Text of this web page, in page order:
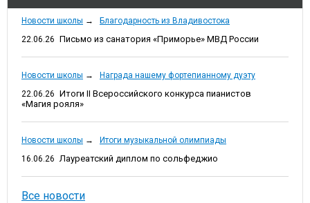
Новости школы →
Благодарность из Владивостока
22.06.26 Письмо из санатория «Приморье» МВД России
Новости школы →
Награда нашему фортепианному дуэту
22.06.26 Итоги II Всероссийского конкурса пианистов
«Магия рояля»
Новости школы →
Итоги музыкальной олимпиады
16.06.26 Лауреатский диплом по сольфеджио
Все новости